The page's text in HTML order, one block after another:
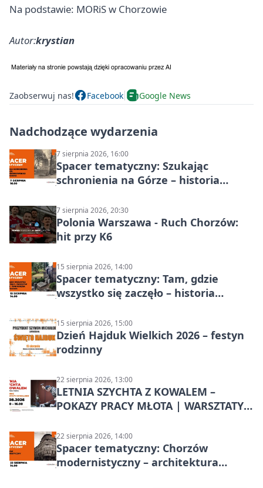
Na podstawie: MORiS w Chorzowie
Autor:krystian
Zaobserwuj nas! Facebook Google News
Nadchodzące wydarzenia
7 sierpnia 2026, 16:00
Spacer tematyczny: Szukając
schronienia na Górze – historia
7 sierpnia 2026, 20:30
Polonia Warszawa - Ruch Chorzów:
hit przy K6
15 sierpnia 2026, 14:00
Spacer tematyczny: Tam, gdzie
wszystko się zaczęło – historia
15 sierpnia 2026, 15:00
Dzień Hajduk Wielkich 2026 – festyn
rodzinny
22 sierpnia 2026, 13:00
LETNIA SZYCHTA Z KOWALEM –
POKAZY PRACY MŁOTA | WARSZTATY
22 sierpnia 2026, 14:00
Spacer tematyczny: Chorzów
modernistyczny – architektura